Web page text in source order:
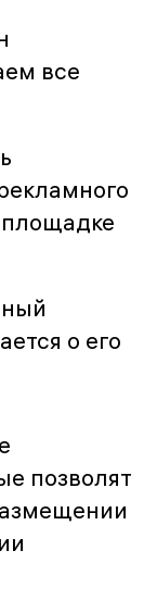
все
о его
позволят